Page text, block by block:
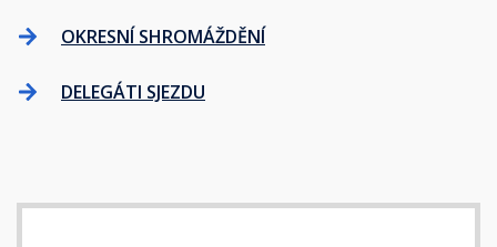
OKRESNÍ SHROMÁŽDĚNÍ
DELEGÁTI SJEZDU